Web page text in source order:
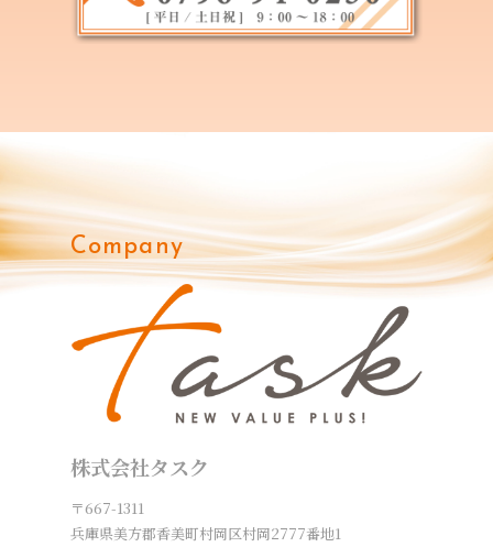
Company
株式会社タスク
〒667-1311
兵庫県美方郡香美町村岡区村岡2777番地1